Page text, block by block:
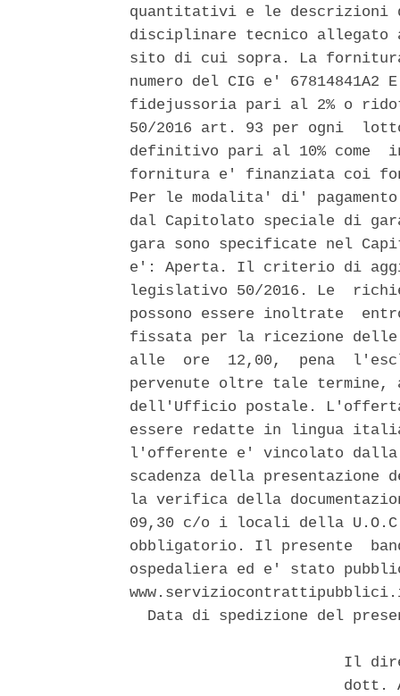
quantitativi e le
disciplinare tecnico allegato
sito di cui sopra. La
numero del CIG e'
fidejussoria pari al 2% o
50/2016 art. 93 per ogni
definitivo pari al 10% come
fornitura e' finanziata coi
Per le modalita' di'
dal Capitolato speciale di
gara sono specificate nel
e': Aperta. Il criterio di
legislativo 50/2016. Le
possono essere inoltrate
fissata per la ricezione
alle  ore  12,00,  pena
pervenute oltre tale termine,
dell'Ufficio postale. L'offerta
essere redatte in lingua
l'offerente e' vincolato
scadenza della
la verifica della
09,30 c/o i locali della
obbligatorio. Il presente
ospedaliera ed e' stato
Data di spedizione del
Il